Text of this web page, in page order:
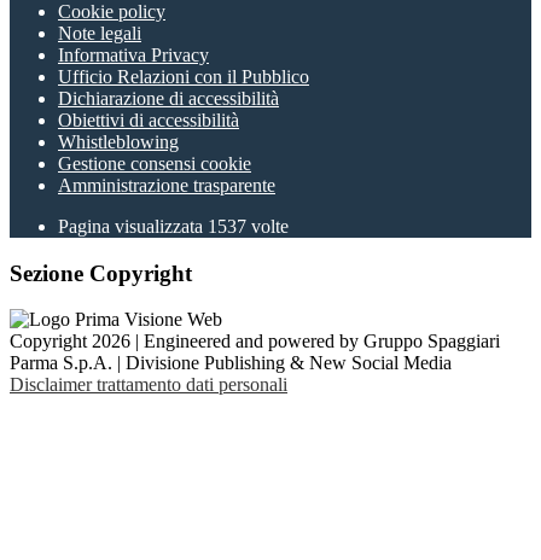
Cookie policy
Note legali
Informativa Privacy
Ufficio Relazioni con il Pubblico
Dichiarazione di accessibilità
Obiettivi di accessibilità
Whistleblowing
Gestione consensi cookie
Amministrazione trasparente
Pagina visualizzata 1537 volte
Sezione Copyright
Copyright 2026 | Engineered and powered by Gruppo Spaggiari
Parma S.p.A. | Divisione Publishing & New Social Media
Disclaimer trattamento dati personali